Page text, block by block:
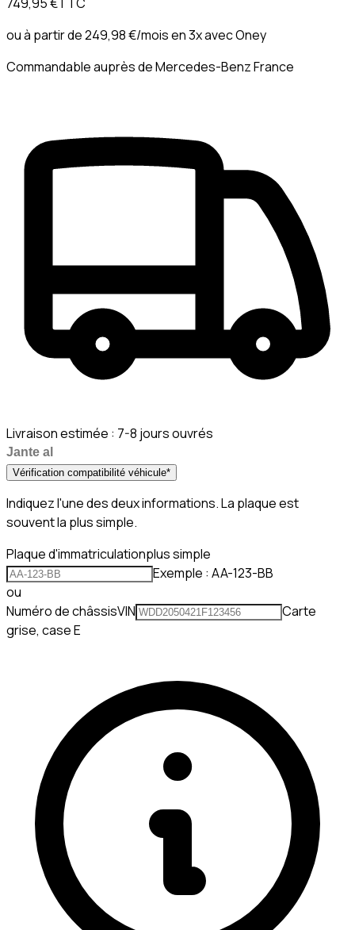
ou à partir de249,98 €/mois en 3x avecOney
Commandable auprès de Mercedes-Benz France
Livraison estimée : 7-8 jours ouvrés
Jante al
Vérification compatibilité véhicule*
Indiquez l'une des deux informations. La plaque est
souvent la plus simple.
Plaque d'immatriculationplus simple
Exemple : AA-123-BB
ou
Numéro de châssisVIN
Carte
grise, case E